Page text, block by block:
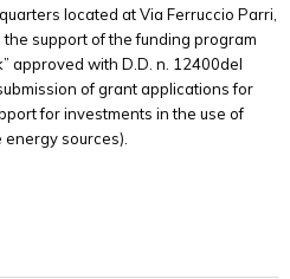
located at Via Ferruccio Parri,
support of the funding program
approved with D.D. n. 12400del
of grant applications for
for investments in the use of
sources).